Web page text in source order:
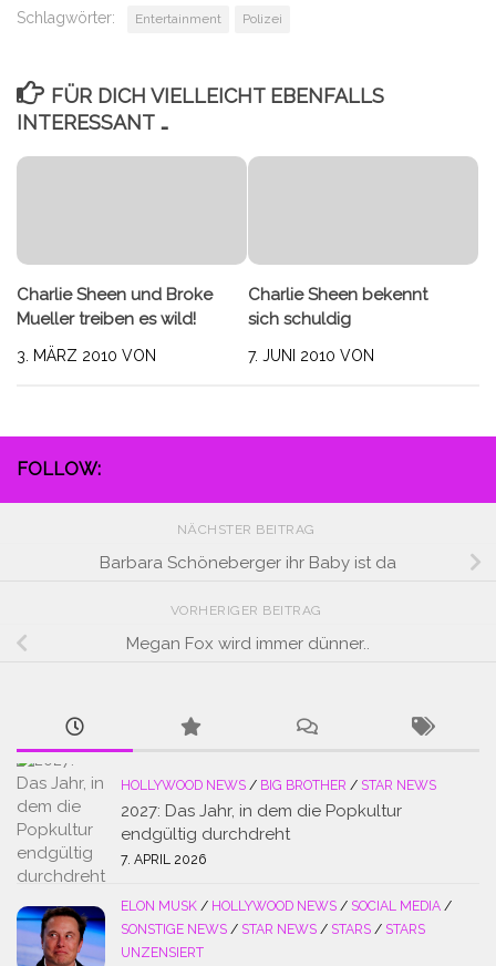
Schlagwörter: Entertainment Polizei
FÜR DICH VIELLEICHT EBENFALLS
INTERESSANT …
Charlie Sheen und Broke
Mueller treiben es wild!
3. MÄRZ 2010 VON
Charlie Sheen bekennt
sich schuldig
7. JUNI 2010 VON
FOLLOW:
NÄCHSTER BEITRAG
Barbara Schöneberger ihr Baby ist da
VORHERIGER BEITRAG
Megan Fox wird immer dünner..
HOLLYWOOD NEWS / BIG BROTHER / STAR NEWS
2027: Das Jahr, in dem die Popkultur
endgültig durchdreht
7. APRIL 2026
ELON MUSK / HOLLYWOOD NEWS / SOCIAL MEDIA /
SONSTIGE NEWS / STAR NEWS / STARS / STARS
UNZENSIERT